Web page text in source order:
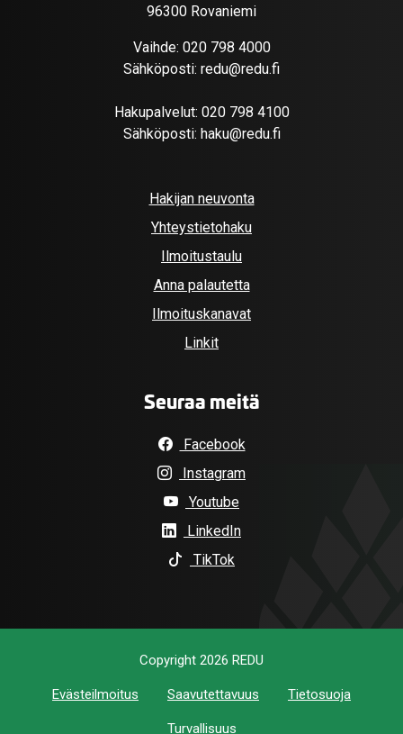
96300 Rovaniemi
Vaihde: 020 798 4000
Sähköposti: redu@redu.fi
Hakupalvelut: 020 798 4100
Sähköposti: haku@redu.fi
Hakijan neuvonta
Yhteystietohaku
Ilmoitustaulu
Anna palautetta
Ilmoituskanavat
Linkit
Seuraa meitä
Facebook
Instagram
Youtube
LinkedIn
TikTok
Copyright 2026 REDU
Evästeilmoitus Saavutettavuus Tietosuoja
Turvallisuus